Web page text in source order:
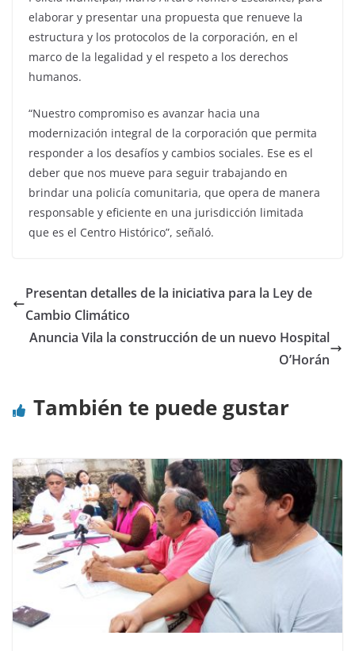
elaborar y presentar una propuesta que renueve la
estructura y los protocolos de la corporación, en el
marco de la legalidad y el respeto a los derechos
humanos.
“Nuestro compromiso es avanzar hacia una
modernización integral de la corporación que permita
responder a los desafíos y cambios sociales. Ese es el
deber que nos mueve para seguir trabajando en
brindar una policía comunitaria, que opera de manera
responsable y eficiente en una jurisdicción limitada
que es el Centro Histórico”, señaló.
Presentan detalles de la iniciativa para la Ley de
Cambio Climático
Anuncia Vila la construcción de un nuevo Hospital
O’Horán
También te puede gustar